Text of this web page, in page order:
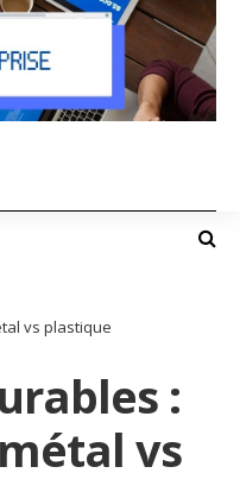
vs plastique
:
vs